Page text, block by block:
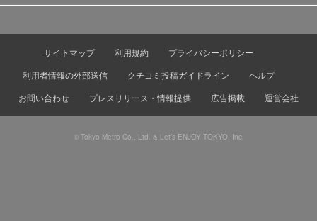
サイトマップ 利用規約
プライバシーポリシー
利用者情報の外部送信
クチコミ投稿ガイドライン
ヘルプ
お問い合わせ
プレスリリース・情報提供 広告掲載 運営会社
© Tokyo Metro Co., Ltd. & Let’s ENJOY TOKYO, Inc.